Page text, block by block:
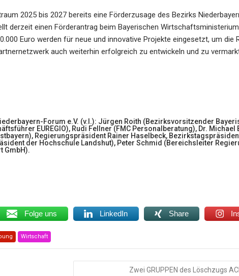
2025 bis 2027 bereits eine Förderzusage des Bezirks
derzeit einen Förderantrag beim Bayerischen
Euro werden für neue und innovative Projekte eingesetzt, um die
auch weiterhin erfolgreich zu entwickeln und zu
Forum e.V. (v.l.): Jürgen Roith (Bezirksvorsitzender
EUREGIO), Rudi Fellner (FMC Personalberatung), Dr. Michael
Regierungspräsident Rainer Haselbeck,
der Hochschule Landshut), Peter Schmid (Bereichsleiter
GmbH).
Folge uns LinkedIn Share
Wirtschaft
Zwei GRUPPEN des Löschzugs